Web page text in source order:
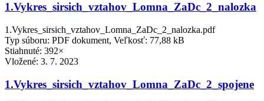
1.Vykres_sirsich_vztahov_Lomna_ZaDc_2_nalozka
1.Vykres_sirsich_vztahov_Lomna_ZaDc_2_nalozka.pdf
Typ súboru: PDF dokument, Veľkosť: 77,88 kB
Stiahnuté: 392×
Vložené: 3. 7. 2023
1.Vykres_sirsich_vztahov_Lomna_ZaDc_2_spojene